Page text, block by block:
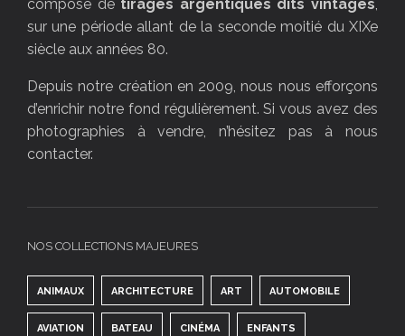
composé de tirages argentiques dits vintages,
sur une période allant de la seconde moitié du XIXe
siècle aux années 80.
Depuis notre création en 2009, nous nous efforçons
d’enrichir notre fond régulièrement. Si vous avez des
photographies à vendre, n’hésitez pas à nous
contacter.
NOS COLLECTIONS MAJEURES
ANIMAUX ARCHITECTURE ART AUTOMOBILE
AVIATION BATEAU CINÉMA ENFANTS